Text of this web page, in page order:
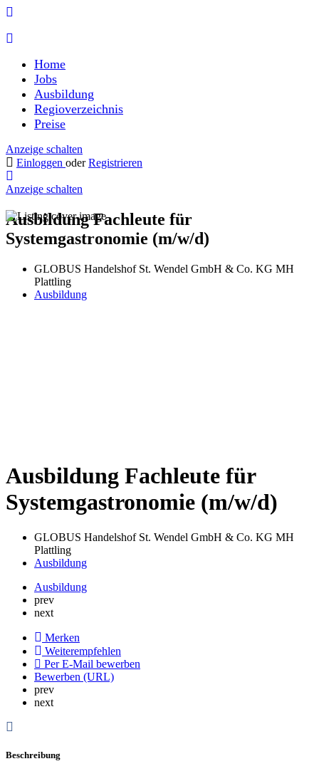
Home
Jobs
Ausbildung
Regioverzeichnis
Preise
Anzeige schalten
Einloggen oder Registrieren
Anzeige schalten
Ausbildung Fachleute für
Systemgastronomie (m/w/d)
GLOBUS Handelshof St. Wendel GmbH & Co. KG MH
Plattling
Ausbildung
Ausbildung Fachleute für
Systemgastronomie (m/w/d)
GLOBUS Handelshof St. Wendel GmbH & Co. KG MH
Plattling
Ausbildung
Ausbildung
prev
next
Merken
Weiterempfehlen
Per E-Mail bewerben
Bewerben (URL)
prev
next
Beschreibung